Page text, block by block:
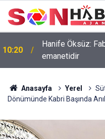
10:20
Hanife Öksüz:
emanetidir
Anasayfa Yerel
Dönümünde Kabri Başında